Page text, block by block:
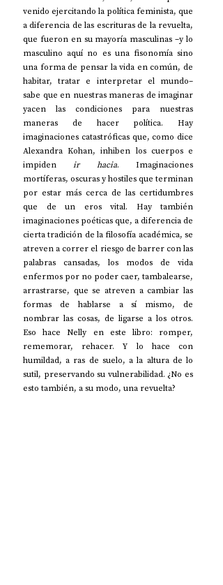
venido ejercitando la política feminista, que
a diferencia de las escrituras de la revuelta,
que fueron en su mayoría masculinas –y lo
masculino aquí no es una fisonomía sino
una forma de pensar la vida en común, de
habitar, tratar e interpretar el mundo–
sabe que en nuestras maneras de imaginar
yacen las condiciones para nuestras
maneras de hacer política. Hay
imaginaciones catastróficas que, como dice
Alexandra Kohan, inhiben los cuerpos e
impiden ir hacia. Imaginaciones
mortíferas, oscuras y hostiles que terminan
por estar más cerca de las certidumbres
que de un eros vital. Hay también
imaginaciones poéticas que, a diferencia de
cierta tradición de la filosofía académica, se
atreven a correr el riesgo de barrer con las
palabras cansadas, los modos de vida
enfermos por no poder caer, tambalearse,
arrastrarse, que se atreven a cambiar las
formas de hablarse a sí mismo, de
nombrar las cosas, de ligarse a los otros.
Eso hace Nelly en este libro: romper,
rememorar, rehacer. Y lo hace con
humildad, a ras de suelo, a la altura de lo
sutil, preservando su vulnerabilidad. ¿No es
esto también, a su modo, una revuelta?